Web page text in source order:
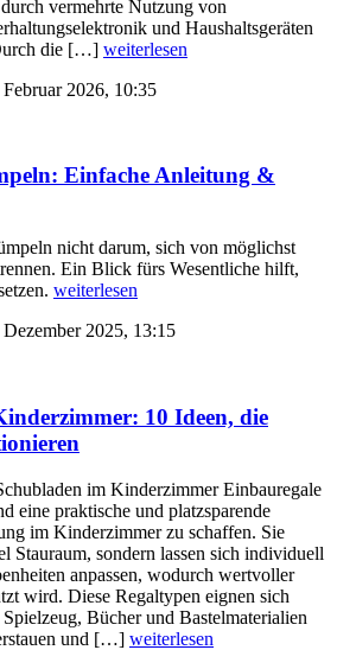
vermehrte Nutzung von
und Haushaltsgeräten
die […] weiterlesen
Februar 2026, 10:35
Einfache Anleitung &
nicht darum, sich von möglichst
Ein Blick fürs Wesentliche hilft,
weiterlesen
Dezember 2025, 13:15
10 Ideen, die
im Kinderzimmer Einbauregale
eine praktische und platzsparende
im Kinderzimmer zu schaffen. Sie
Stauraum, sondern lassen sich individuell
anpassen, wodurch wertvoller
wird. Diese Regaltypen eignen sich
Bücher und Bastelmaterialien
und […] weiterlesen